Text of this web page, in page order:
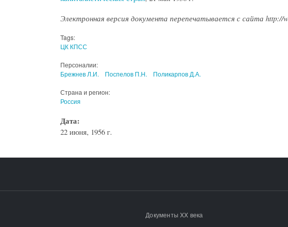
Электронная версия документа перепечатывается с сайта http://
Tags:
ЦК КПСС
Персоналии:
Брежнев Л.И.
Поспелов П.Н. Поликарпов Д.А.
Страна и регион:
Россия
Дата:
22 июня, 1956 г.
Документы XX века